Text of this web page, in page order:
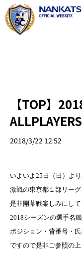
【TOP】
ALLPLAYERS
2018/3/22 12:52
いよいよ25日（日）よ
激戦の東京都１部リー
是非開幕戦楽しみにし
2018シーズンの選手名鑑
ポジション・背番号・
ですので是非ご参照の